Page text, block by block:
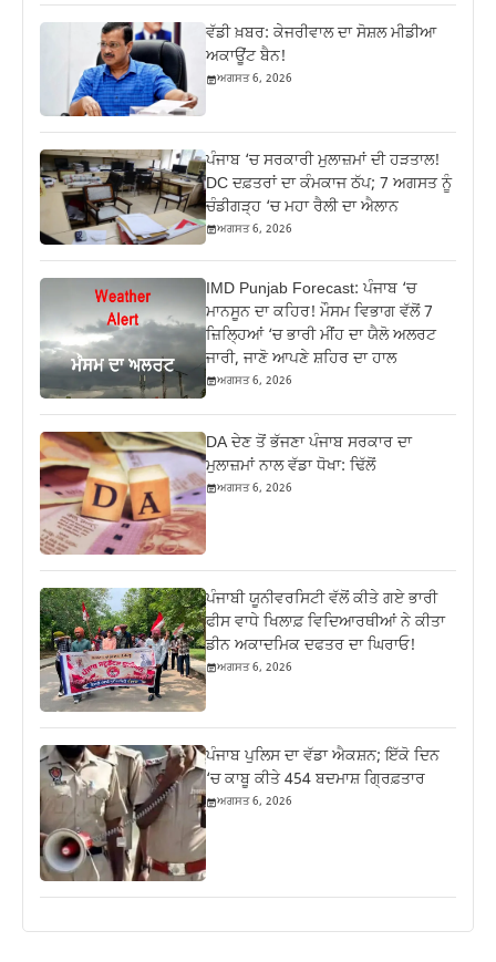
ਵੱਡੀ ਖ਼ਬਰ: ਕੇਜਰੀਵਾਲ ਦਾ ਸੋਸ਼ਲ ਮੀਡੀਆ
ਅਕਾਊਂਟ ਬੈਨ!
ਅਗਸਤ 6, 2026
ਪੰਜਾਬ ‘ਚ ਸਰਕਾਰੀ ਮੁਲਾਜ਼ਮਾਂ ਦੀ ਹੜਤਾਲ!
DC ਦਫ਼ਤਰਾਂ ਦਾ ਕੰਮਕਾਜ ਠੱਪ; 7 ਅਗਸਤ ਨੂੰ
ਚੰਡੀਗੜ੍ਹ ‘ਚ ਮਹਾ ਰੈਲੀ ਦਾ ਐਲਾਨ
ਅਗਸਤ 6, 2026
IMD Punjab Forecast: ਪੰਜਾਬ ‘ਚ
ਮਾਨਸੂਨ ਦਾ ਕਹਿਰ! ਮੌਸਮ ਵਿਭਾਗ ਵੱਲੋਂ 7
ਜ਼ਿਲ੍ਹਿਆਂ ‘ਚ ਭਾਰੀ ਮੀਂਹ ਦਾ ਯੈਲੋ ਅਲਰਟ
ਜਾਰੀ, ਜਾਣੋ ਆਪਣੇ ਸ਼ਹਿਰ ਦਾ ਹਾਲ
ਅਗਸਤ 6, 2026
DA ਦੇਣ‌ ਤੋਂ ਭੱਜਣਾ ਪੰਜਾਬ ਸਰਕਾਰ ਦਾ
ਮੁਲਾਜ਼ਮਾਂ ਨਾਲ ਵੱਡਾ ਧੋਖਾ: ਢਿੱਲੋਂ
ਅਗਸਤ 6, 2026
ਪੰਜਾਬੀ ਯੂਨੀਵਰਸਿਟੀ ਵੱਲੋਂ ਕੀਤੇ ਗਏ ਭਾਰੀ
ਫੀਸ ਵਾਧੇ ਖਿਲਾਫ਼ ਵਿਦਿਆਰਥੀਆਂ ਨੇ ਕੀਤਾ
ਡੀਨ ਅਕਾਦਮਿਕ ਦਫਤਰ ਦਾ ਘਿਰਾਓ!
ਅਗਸਤ 6, 2026
ਪੰਜਾਬ ਪੁਲਿਸ ਦਾ ਵੱਡਾ ਐਕਸ਼ਨ; ਇੱਕੋ ਦਿਨ
‘ਚ ਕਾਬੂ ਕੀਤੇ 454 ਬਦਮਾਸ਼ ਗ੍ਰਿਫ਼ਤਾਰ
ਅਗਸਤ 6, 2026